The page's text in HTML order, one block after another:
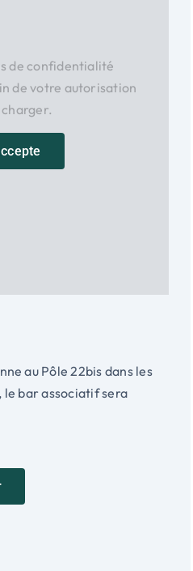
de confidentialité
de votre autorisation
au Pôle 22bis dans les
le bar associatif sera